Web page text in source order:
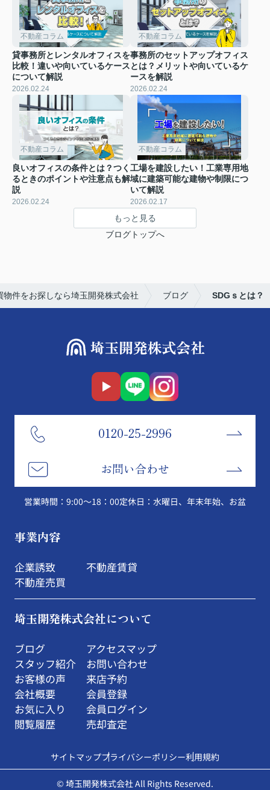
不動産コラム
貸事務所とレンタルオフィスを
比較！違いや向いているケース
について解説
2026.02.24
不動産コラム
事務所のセットアップオフィス
とは？メリットや向いているケ
ースを解説
2026.02.24
不動産コラム
良いオフィスの条件とは？つく
るときのポイントや注意点も解
説
2026.02.24
不動産コラム
工場を建設したい！工業専用地
域に建築可能な建物や制限につ
いて解説
2026.02.17
もっと見る
ブログトップへ
件をお探しなら埼玉開発株式会社 ブログ SDGｓとは？
0120-25-2996
お問い合わせ
営業時間：9:00～18：00定休日：水曜日、年末年始、お盆
事業内容
企業誘致
不動産売買
不動産賃貸
埼玉開発株式会社について
ブログ
スタッフ紹介
お客様の声
会社概要
お気に入り
閲覧履歴
アクセスマップ
お問い合わせ
来店予約
会員登録
会員ログイン
売却査定
サイトマッププライバシーポリシー利用規約
© 埼玉開発株式会社 All Rights Reserved.